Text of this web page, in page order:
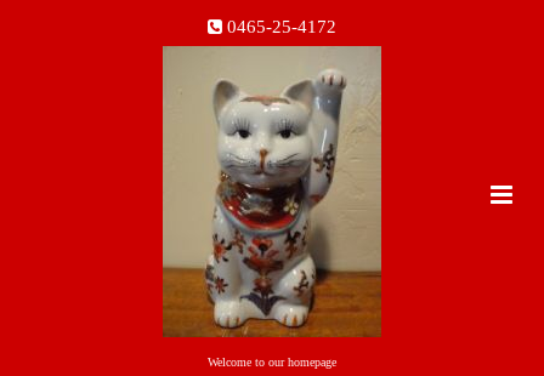
0465-25-4172
Welcome to our homepage